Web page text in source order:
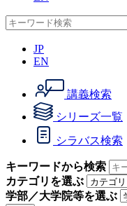
JP
EN
講義検索
シリーズ一覧
シラバス検索
キーワードから検索
カテゴリを選ぶ
学部／大学院等を選ぶ